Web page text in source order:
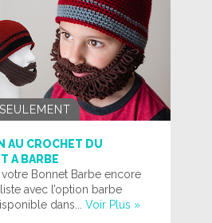
AU CROCHET DU
A BARBE
votre Bonnet Barbe encore
avec l’option barbe
dans... Voir Plus »